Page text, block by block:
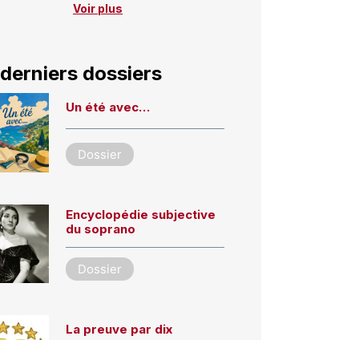
Voir plus
dossiers
Un été avec…
Dossier
Encyclopédie subjective
du soprano
Dossier
La preuve par dix